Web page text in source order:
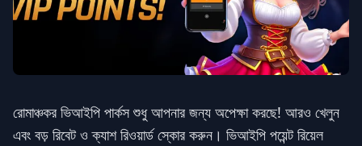
রোমাঞ্চকর ভিআইপি পার্কস শুধু আপনার জন্য অপেক্ষা করছে! আরও খেলুন
এবং বড় রিবেট ও ক্যাশ রিওয়ার্ড স্কোর করুন। ভিআইপি পয়েন্ট রিয়েল